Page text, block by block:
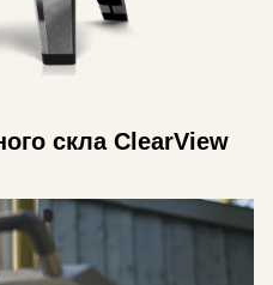
скла ClearView